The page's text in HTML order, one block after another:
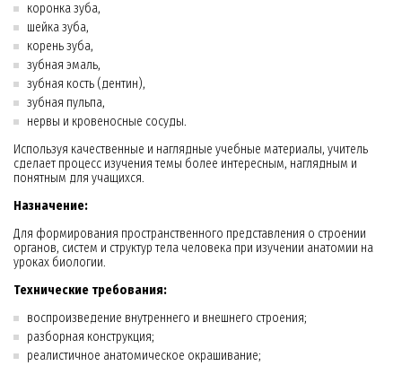
коронка зуба,
шейка зуба,
корень зуба,
зубная эмаль,
зубная кость (дентин),
зубная пульпа,
нервы и кровеносные сосуды.
Используя качественные и наглядные учебные материалы, учитель
сделает процесс изучения темы более интересным, наглядным и
понятным для учащихся.
Назначение:
Для формирования пространственного представления о строении
органов, систем и структур тела человека при изучении анатомии на
уроках биологии.
Технические требования:
воспроизведение внутреннего и внешнего строения;
разборная конструкция;
реалистичное анатомическое окрашивание;